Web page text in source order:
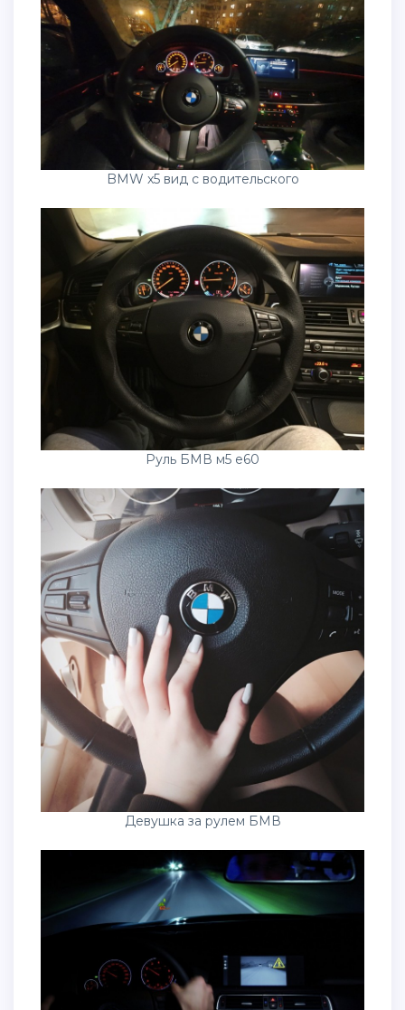
BMW x5 вид с водительского
Руль БМВ м5 е60
Девушка за рулем БМВ